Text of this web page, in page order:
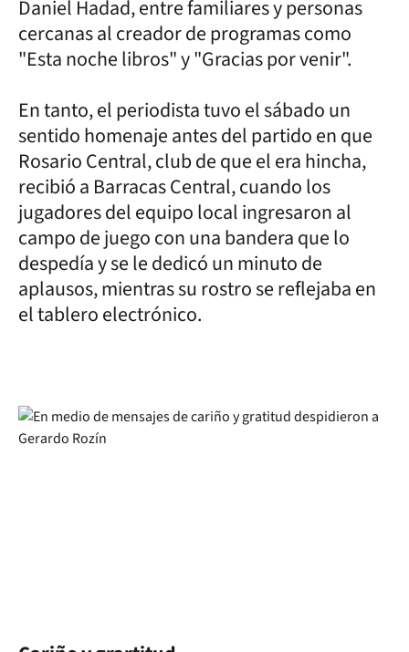
Daniel Hadad, entre familiares y personas
cercanas al creador de programas como
"Esta noche libros" y "Gracias por venir".
En tanto, el periodista tuvo el sábado un
sentido homenaje antes del partido en que
Rosario Central, club de que el era hincha,
recibió a Barracas Central, cuando los
jugadores del equipo local ingresaron al
campo de juego con una bandera que lo
despedía y se le dedicó un minuto de
aplausos, mientras su rostro se reflejaba en
el tablero electrónico.